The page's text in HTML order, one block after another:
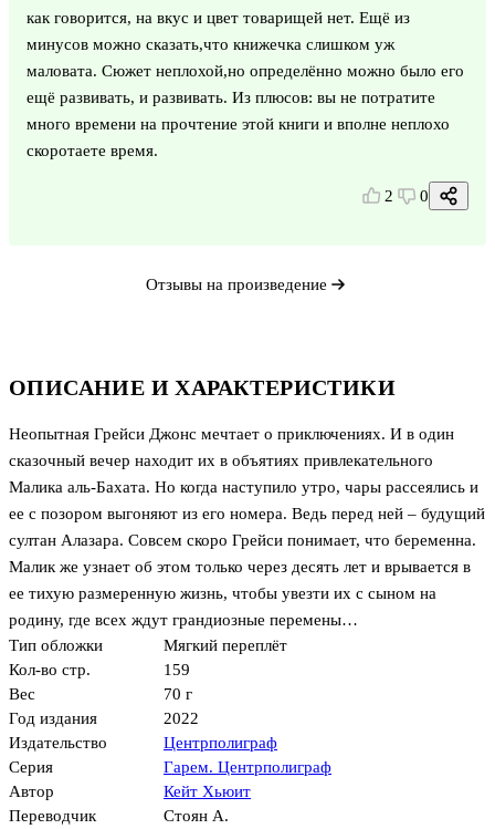
ОПИСАНИЕ И ХАРАКТЕРИСТИКИ
Неопытная Грейси Джонс мечтает о приключениях. И в один
сказочный вечер находит их в объятиях привлекательного
Малика аль-Бахата. Но когда наступило утро, чары рассеялись и
ее с позором выгоняют из его номера. Ведь перед ней – будущий
султан Алазара. Совсем скоро Грейси понимает, что беременна.
Малик же узнает об этом только через десять лет и врывается в
ее тихую размеренную жизнь, чтобы увезти их с сыном на
родину, где всех ждут грандиозные перемены…
Тип обложки
Мягкий переплёт
Кол-во стр.
159
Вес
70 г
Год издания
2022
Издательство
Центрполиграф
Серия
Гарем. Центрполиграф
Автор
Кейт Хьюит
Переводчик
Стоян А.
как говорится, на вкус и цвет товарищей нет. Ещё из
минусов можно сказать,что книжечка слишком уж
маловата. Сюжет неплохой,но определённо можно было его
ещё развивать, и развивать. Из плюсов: вы не потратите
много времени на прочтение этой книги и вполне неплохо
скоротаете время.
2 0
Отзывы на произведение